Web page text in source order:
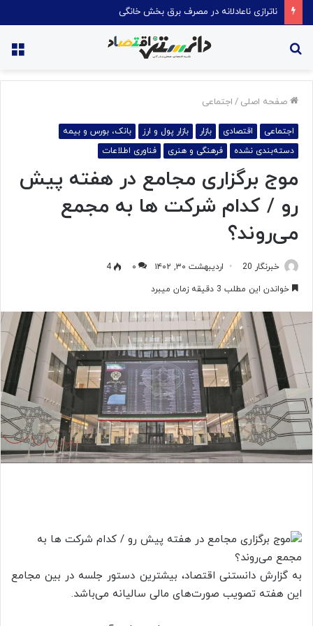
ناترازی ناعادلانه در مصرف برق بخش خانگی
صفحه اصلی / اجتماعی
اجتماعی اقتصادی بازار بازار پول و ارز
بانک، بورس و بیمه
دسته‌بندی نشده
فرهنگی و هنری فناوری اطلاعات
موج برگزاری مجامع در هفته پیش
رو / کدام شرکت ها به مجمع
می‌روند؟
خبرنگار 20 اردیبهشت ۳۰, ۱۴۰۲ ۰
4
خواندن این مطلب 3 دقیقه زمان میبرد
به گزارش دانستنی اقتصاد، بیشترین دستور جلسه در بین مجامع
این هفته تصویب صورت‌های مالی سالیانه می‌باشد.